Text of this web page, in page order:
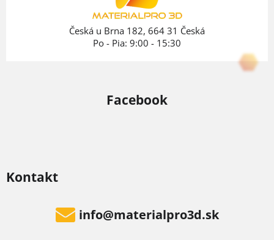
Kontakt
info@materialpro3d.sk
Česká u Brna 182, 664 31 Česká
Po - Pia: 9:00 - 15:30
Facebook